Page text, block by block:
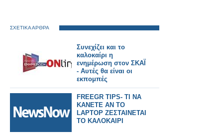
ΣΧΕΤΙΚΑ ΑΡΘΡΑ
Συνεχίζει και το
καλοκαίρι η
ενημέρωση στον ΣΚΑΪ
- Αυτές θα είναι οι
εκπομπές
FREEGR TIPS- ΤΙ ΝΑ
ΚΑΝΕΤΕ ΑΝ ΤΟ
LAPTOP ΖΕΣΤΑΙΝΕΤΑΙ
ΤΟ ΚΑΛΟΚΑΙΡΙ